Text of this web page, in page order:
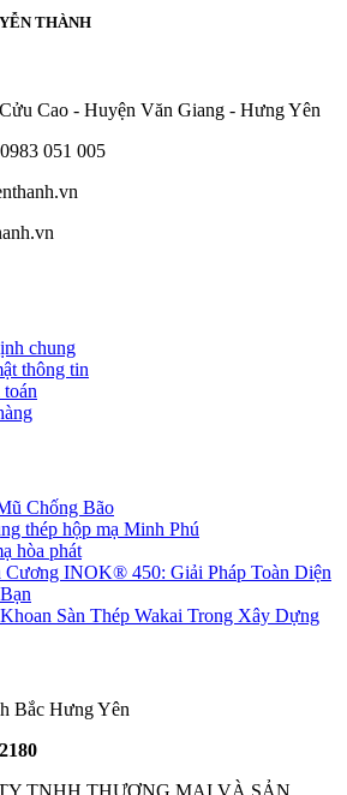
THÀNH
Cao - Huyện Văn Giang - Hưng Yên
051 005
chung
thông tin
Chống Bão
thép hộp mạ Minh Phú
hòa phát
INOK® 450: Giải Pháp Toàn Diện
Sàn Thép Wakai Trong Xây Dựng
Bắc Hưng Yên
TNHH THƯƠNG MẠI VÀ SẢN